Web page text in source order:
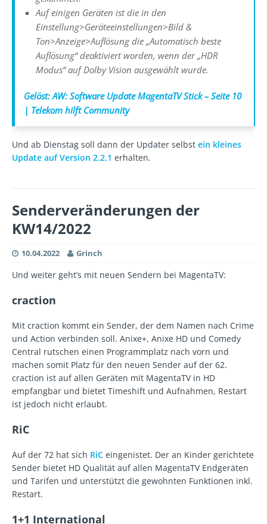
Auf einigen Geräten ist die in den
Einstellung>Geräteeinstellungen>Bild &
Ton>Anzeige>Auflösung die „Automatisch beste
Auflösung“ deaktiviert worden, wenn der „HDR
Modus“ auf Dolby Vision ausgewählt wurde.
Gelöst: AW: Software Update MagentaTV Stick – Seite 10
| Telekom hilft Community
Und ab Dienstag soll dann der Updater selbst ein kleines
Update auf Version 2.2.1 erhalten.
Senderveränderungen der
KW14/2022
10.04.2022 Grinch
Und weiter geht’s mit neuen Sendern bei MagentaTV:
craction
Mit craction kommt ein Sender, der dem Namen nach Crime
und Action verbinden soll. Anixe+, Anixe HD und Comedy
Central rutschen einen Programmplatz nach vorn und
machen somit Platz für den neuen Sender auf der 62.
craction ist auf allen Geräten mit MagentaTV in HD
empfangbar und bietet Timeshift und Aufnahmen, Restart
ist jedoch nicht erlaubt.
RiC
Auf der 72 hat sich RiC eingenistet. Der an Kinder gerichtete
Sender bietet HD Qualität auf allen MagentaTV Endgeräten
und Tarifen und unterstützt die gewohnten Funktionen inkl.
Restart.
1+1 International